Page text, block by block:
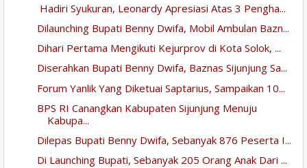
Hadiri Syukuran, Leonardy Apresiasi Atas 3 Pengha...
Dilaunching Bupati Benny Dwifa, Mobil Ambulan Bazn...
Dihari Pertama Mengikuti Kejurprov di Kota Solok, ...
Diserahkan Bupati Benny Dwifa, Baznas Sijunjung Sa...
Forum Yanlik Yang Diketuai Saptarius, Sampaikan 10...
BPS RI Canangkan Kabupaten Sijunjung Menuju
Kabupa...
Dilepas Bupati Benny Dwifa, Sebanyak 876 Peserta I...
Di Launching Bupati, Sebanyak 205 Orang Anak Dari ...